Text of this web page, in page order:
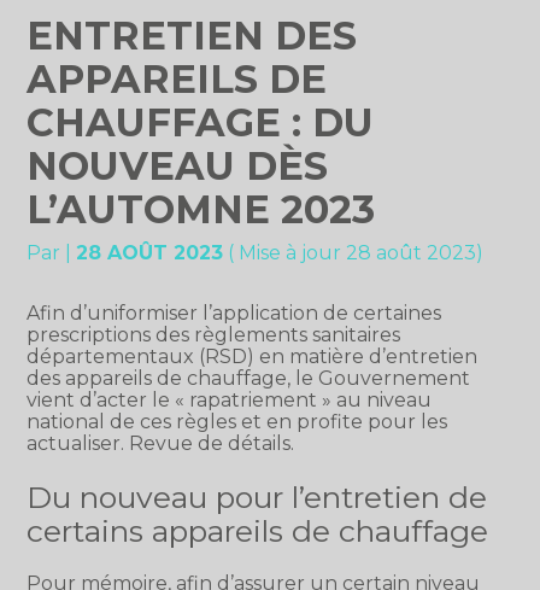
ENTRETIEN DES
APPAREILS DE
CHAUFFAGE : DU
NOUVEAU DÈS
L’AUTOMNE 2023
Par 28 AOÛT 2023 ( Mise à jour 28 août 2023)
Afin d’uniformiser l’application de certaines
prescriptions des règlements sanitaires
départementaux (RSD) en matière d’entretien
des appareils de chauffage, le Gouvernement
vient d’acter le « rapatriement » au niveau
national de ces règles et en profite pour les
actualiser. Revue de détails.
Du nouveau pour l’entretien de
certains appareils de chauffage
Pour mémoire, afin d’assurer un certain niveau